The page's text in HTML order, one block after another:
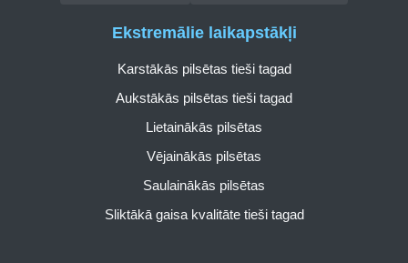
Ekstremālie laikapstākļi
Karstākās pilsētas tieši tagad
Aukstākās pilsētas tieši tagad
Lietainākās pilsētas
Vējainākās pilsētas
Saulainākās pilsētas
Sliktākā gaisa kvalitāte tieši tagad